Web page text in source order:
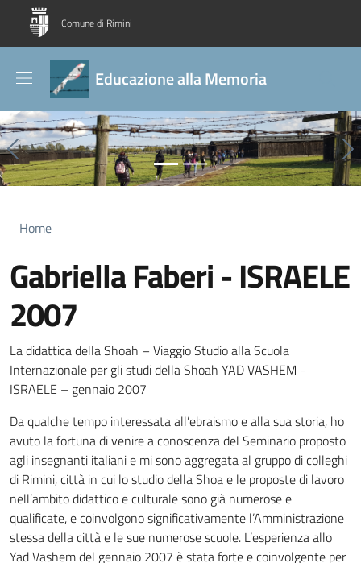
Salta al contenuto principale
Skip to footer content
Comune di Rimini
Educazione alla Memoria
Previous
Briciole di pane
Home
Gabriella Faberi - ISRAELE
2007
La didattica della Shoah – Viaggio Studio alla Scuola
Internazionale per gli studi della Shoah YAD VASHEM -
ISRAELE – gennaio 2007
Da qualche tempo interessata all’ebraismo e alla sua storia, ho
avuto la fortuna di venire a conoscenza del Seminario proposto
agli insegnanti italiani e mi sono aggregata al gruppo di colleghi
di Rimini, città in cui lo studio della Shoa e le proposte di lavoro
nell’ambito didattico e culturale sono già numerose e
qualificate, e coinvolgono significativamente l’Amministrazione
stessa della città e le sue numerose scuole. L’esperienza allo
Yad Vashem del gennaio 2007 è stata forte e coinvolgente per